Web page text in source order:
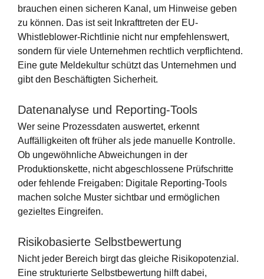
brauchen einen sicheren Kanal, um Hinweise geben
zu können. Das ist seit Inkrafttreten der EU-
Whistleblower-Richtlinie nicht nur empfehlenswert,
sondern für viele Unternehmen rechtlich verpflichtend.
Eine gute Meldekultur schützt das Unternehmen und
gibt den Beschäftigten Sicherheit.
Datenanalyse und Reporting-Tools
Wer seine Prozessdaten auswertet, erkennt
Auffälligkeiten oft früher als jede manuelle Kontrolle.
Ob ungewöhnliche Abweichungen in der
Produktionskette, nicht abgeschlossene Prüfschritte
oder fehlende Freigaben: Digitale Reporting-Tools
machen solche Muster sichtbar und ermöglichen
gezieltes Eingreifen.
Risikobasierte Selbstbewertung
Nicht jeder Bereich birgt das gleiche Risikopotenzial.
Eine strukturierte Selbstbewertung hilft dabei,